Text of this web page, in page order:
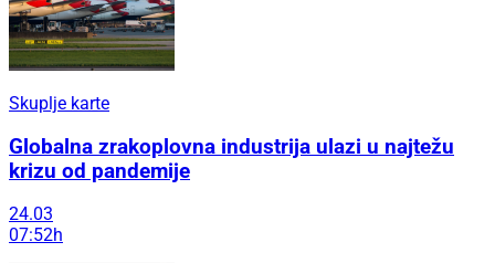
Skuplje karte
Globalna zrakoplovna industrija ulazi u najtežu
krizu od pandemije
24.03
07:52h